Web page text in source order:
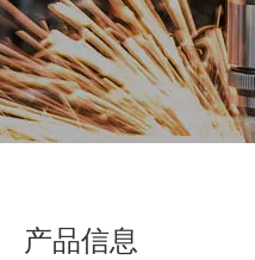
产品信息